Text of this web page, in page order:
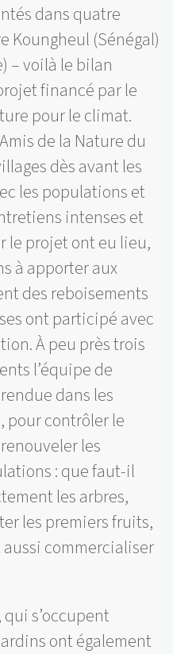
dans quatre
Koungheul (Sénégal)
– voilà le bilan
financé par le
pour le climat.
de la Nature du
dès avant les
les populations et
intenses et
le projet ont eu lieu,
à apporter aux
des reboisements
ont participé avec
À peu près trois
l’équipe de
rendue dans les
pour contrôler le
les
: que faut-il
les arbres,
les premiers fruits,
commercialiser
s’occupent
ont également